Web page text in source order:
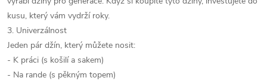
kusu, který vám vydrží roky.
3. Univerzálnost
Jeden pár džín, který můžete nosit:
- K práci (s košilí a sakem)
- Na rande (s pěkným topem)